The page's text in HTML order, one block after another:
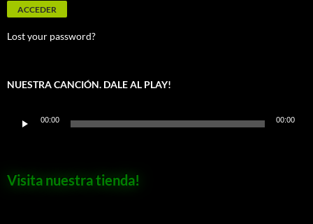
Lost your password?
NUESTRA CANCIÓN. DALE AL PLAY!
Reproductor
00:00 00:00
Visita nuestra tienda!